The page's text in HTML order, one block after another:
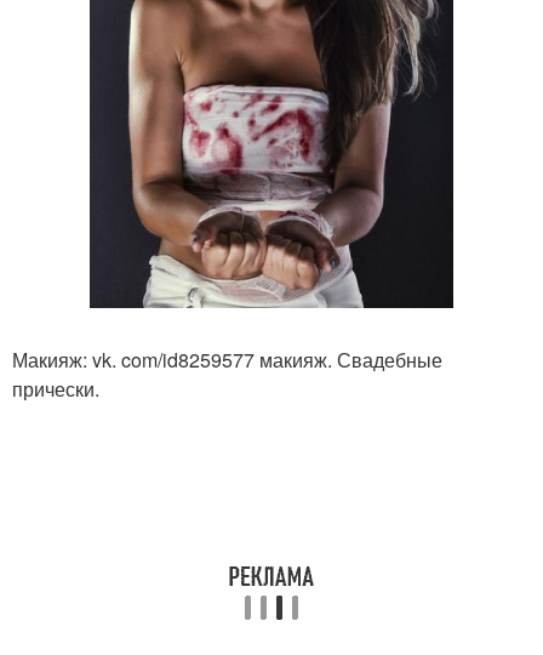
Макияж: vk. com/id8259577 макияж. Свадебные
прически.